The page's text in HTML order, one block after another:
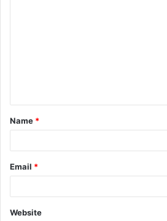
t
*
Name *
Email *
Website